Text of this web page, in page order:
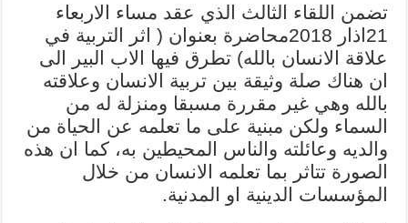
تضمن اللقاء الثالث الذي عقد مساء الاربعاء
21اذار 2018محاضرة بعنوان ( اثر التربية في
علاقة الانسان بالله) تطرق فيها الاب البير الى
ان هناك صلة وثيقة بين تربية الانسان وعلاقته
بالله وهي غير مقررة مسبقا ومنزلة له من
السماء ولكن مبنية على ما تعلمه عن الحياة من
والديه وعائلته والناس المحيطين به، كما ان هذه
الصورة تتاثر بما تعلمه الانسان من خلال
المؤسسات الدينية او المدنية.